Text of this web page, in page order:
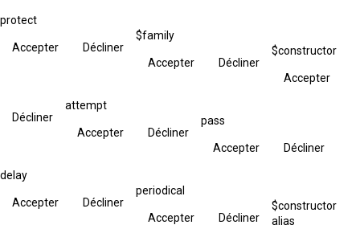
protect
Accepter Décliner
$family
Accepter Décliner
$constructor
Accepter
Décliner
attempt
Accepter Décliner
pass
Accepter Décliner
delay
Accepter Décliner
periodical
Accepter Décliner
$constructor
alias